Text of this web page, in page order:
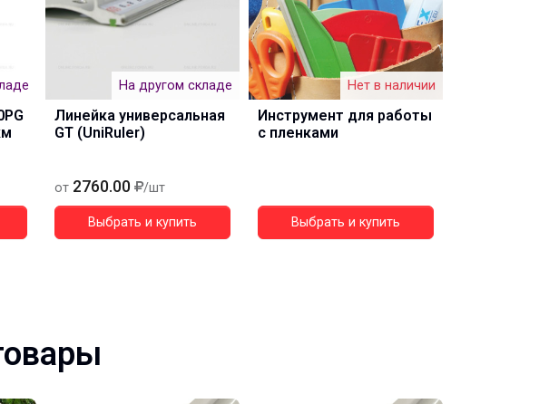
На другом складе
Линейка универсальная
GT (UniRuler)
от 2760.00 /шт
Выбрать и купить
Нет в наличии
Инструмент для работы
с пленками
Выбрать и купить